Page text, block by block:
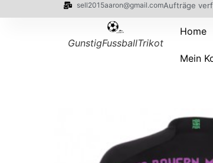
sell2015aaron@gmail.comAufträge
GunstigFussballTrikot
Home
Mein